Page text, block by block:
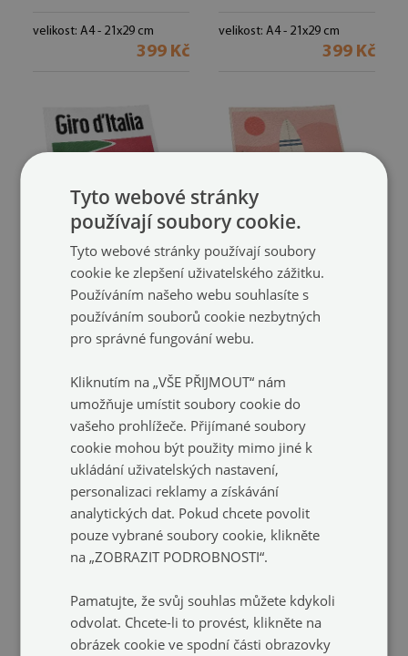
velikost: A4 - 21x29 cm
399 Kč
velikost: A4 - 21x29 cm
399 Kč
Plakátový obraz
v dynamickém
minimalistickém stylu s
00293869)
velikost: A4 - 21x29 cm
399 Kč
Dekorativní plakát
surfařské prkno na pláži s
motivem moře, klidu a
velikost: A4 - 21x29 cm
Tyto webové stránky
používají soubory cookie.
Tyto webové stránky používají soubory
cookie ke zlepšení uživatelského zážitku.
Používáním našeho webu souhlasíte s
používáním souborů cookie nezbytných
pro správné fungování webu.
Kliknutím na „VŠE PŘIJMOUT“ nám
umožňuje umístit soubory cookie do
vašeho prohlížeče. Přijímané soubory
cookie mohou být použity mimo jiné k
ukládání uživatelských nastavení,
personalizaci reklamy a získávání
analytických dat. Pokud chcete povolit
pouze vybrané soubory cookie, klikněte
na „ZOBRAZIT PODROBNOSTI“.
Pamatujte, že svůj souhlas můžete kdykoli
odvolat. Chcete-li to provést, klikněte na
obrázek cookie ve spodní části obrazovky